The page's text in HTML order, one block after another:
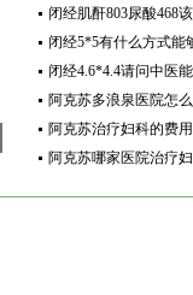
闭经肌酐803尿酸468
闭经5*5有什么方式能
闭经4.6*4.4请问中医
阿克苏多浪泉医院怎
阿克苏治疗妇科的费
阿克苏哪家医院治疗